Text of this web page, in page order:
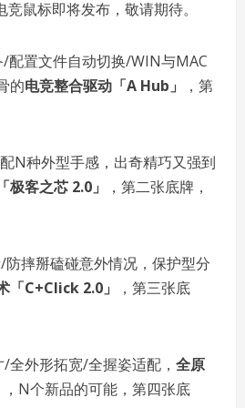
鼠标即将发布，敬请期待。
配置文件自动切换/WIN与MAC
的电竞整合驱动「A Hub」
，第
N种外型手感，出奇精巧又强到
极客之芯 2.0」
，第二张底牌，
摔掰磕碰意外情况，保护型分
「C+Click 2.0」
，第三张底
全外形拓宽/全握姿适配， 全原
，N个新品的可能，第四张底